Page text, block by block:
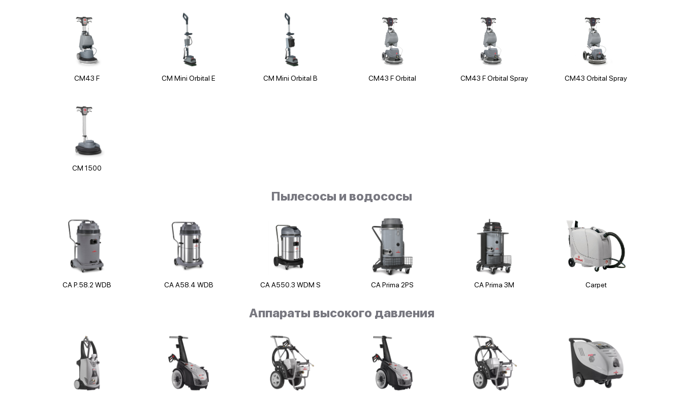
CM43 F CM Mini Orbital E CM Mini Orbital B CM43 F Orbital CM43 F Orbital Spray CM43 Orbital Spray
CM 1500
Пылесосы и водососы
CA P.58.2 WDB CA A58.4 WDB CA A550.3 WDM S CA Prima 2PS CA Prima 3M Carpet
Аппараты высокого давления